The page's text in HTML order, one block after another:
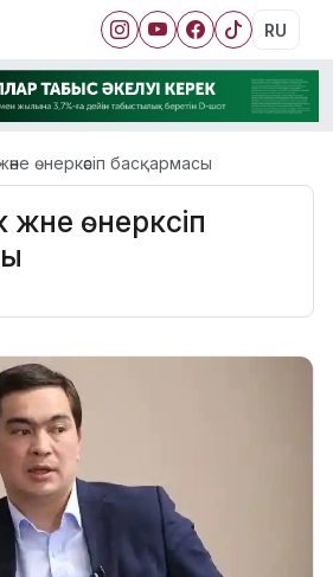
RU
өнеркәсіп басқармасы
және өнеркәсіп